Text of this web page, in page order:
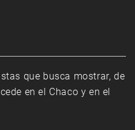
que busca mostrar, de
en el Chaco y en el